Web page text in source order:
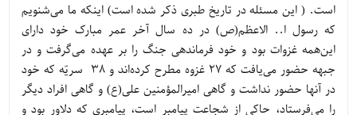
است. ( این مسئله در تاریخ طبری ذکر شده است) اینکه ما می‌شنویم
که رسول ا.. الاعظم(ص) در ده سال آخر عمر مبارک خود دارای
این‌همه غزوات بود و خود فرماندهی جنگ را بر عهده می‌گرفت و در
جبهه حضور می‌یافت که 27 غزوه مطرح کرده‌اند و 38 سریّه که خود
در آنها حضور نداشت و گاهی امیرالمؤمنین علی(ع) و گاهی افراد دیگر
را می‌فرستاد، حاکی از شجاعت پیامبر است، پیامبری که دلاور بود و